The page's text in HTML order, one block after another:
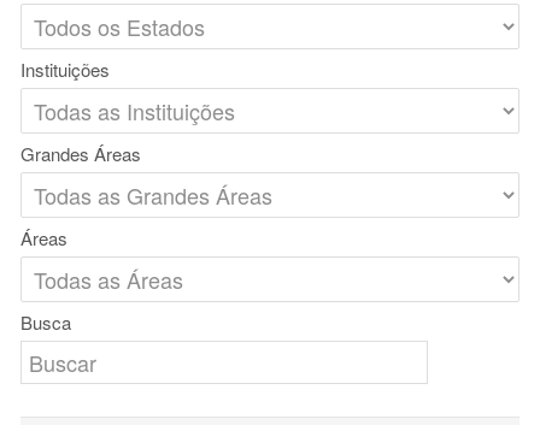
Instituições
Grandes Áreas
Áreas
Busca